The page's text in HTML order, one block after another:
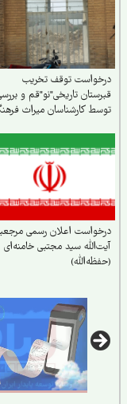
توقف تخریب
تاریخی"نو"قم و بررسی
کارشناسان میراث فرهنگی
اعلان رسمی مرجعیت
سید مجتبی خامنه‌ای